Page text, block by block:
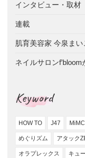
インタビュー・取材
連載
肌育美容家 今泉ま
ネイルサロン
Keyword
HOW TO J47 MiMC
めぐりズム アタック
オラプレックス キュ